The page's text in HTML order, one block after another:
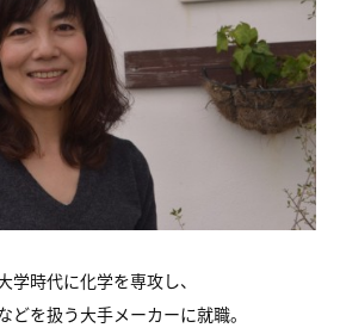
学時代に化学を専攻し、
どを扱う大手メーカーに就職。